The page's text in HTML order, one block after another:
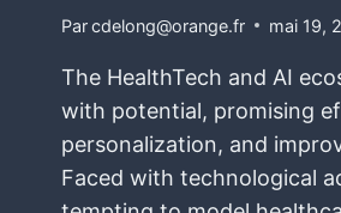
Parcdelong@orange.fr mai 19,
The HealthTech and AI
with potential, promising
personalization, and
Faced with technological